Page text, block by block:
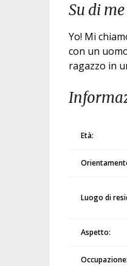
Su di me
Yo! Mi
con un
ragazzo in
Età:
Luogo di
Aspetto:
Occupazione: